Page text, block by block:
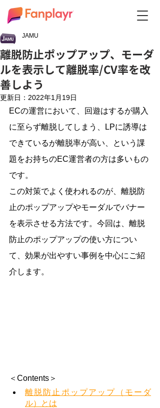
離脱防止ポップアップ、モーダ
ルを表示して離脱率/CV率を改
善しよう
JAMU
更新日： 2022年1月19日
ECの運営において、回遊はするが購入
に至らず離脱してしまう、LPに誘導は
できているが離脱率が高い、という課
題をお持ちのEC運営者の方は多いもの
です。
この対策でよく使われるのが、離脱防
止のポップアップやモーダルでバナー
を表示させる方法です。今回は、離脱
防止のポップアップの使い方につい
て、効果が出やすい事例を中心にご紹
介します。
＜Contents＞
離脱防止ポップアップ（モーダ
ル）とは